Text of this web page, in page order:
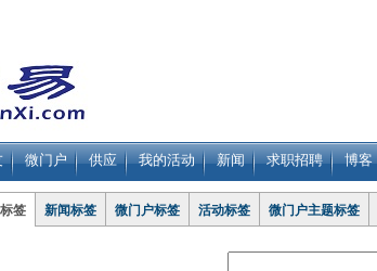
微门户 供应 我的活动 新闻 求职招聘 博客
签 新闻标签 微门户标签 活动标签 微门户主题标签